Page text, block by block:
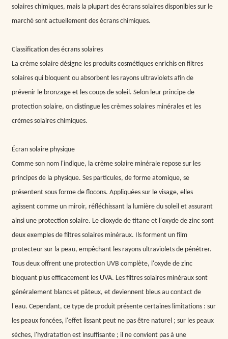
solaires chimiques, mais la plupart des écrans solaires disponibles sur le
marché sont actuellement des écrans chimiques.
Classification des écrans solaires
La crème solaire désigne les produits cosmétiques enrichis en filtres
solaires qui bloquent ou absorbent les rayons ultraviolets afin de
prévenir le bronzage et les coups de soleil. Selon leur principe de
protection solaire, on distingue les crèmes solaires minérales et les
crèmes solaires chimiques.
Écran solaire physique
Comme son nom l'indique, la crème solaire minérale repose sur les
principes de la physique. Ses particules, de forme atomique, se
présentent sous forme de flocons. Appliquées sur le visage, elles
agissent comme un miroir, réfléchissant la lumière du soleil et assurant
ainsi une protection solaire. Le dioxyde de titane et l'oxyde de zinc sont
deux exemples de filtres solaires minéraux. Ils forment un film
protecteur sur la peau, empêchant les rayons ultraviolets de pénétrer.
Tous deux offrent une protection UVB complète, l'oxyde de zinc
bloquant plus efficacement les UVA. Les filtres solaires minéraux sont
généralement blancs et pâteux, et deviennent bleus au contact de
l'eau. Cependant, ce type de produit présente certaines limitations : sur
les peaux foncées, l'effet lissant peut ne pas être naturel ; sur les peaux
sèches, l'hydratation est insuffisante ; il ne convient pas à une